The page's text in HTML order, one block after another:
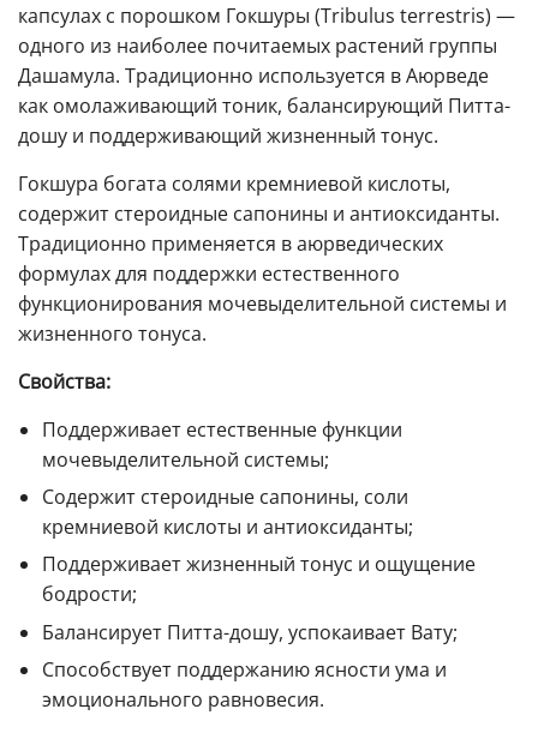
капсулах с порошком Гокшуры (Tribulus terrestris) —
одного из наиболее почитаемых растений группы
Дашамула. Традиционно используется в Аюрведе
как омолаживающий тоник, балансирующий Питта-
дошу и поддерживающий жизненный тонус.
Гокшура богата солями кремниевой кислоты,
содержит стероидные сапонины и антиоксиданты.
Традиционно применяется в аюрведических
формулах для поддержки естественного
функционирования мочевыделительной системы и
жизненного тонуса.
Свойства:
Поддерживает естественные функции
мочевыделительной системы;
Содержит стероидные сапонины, соли
кремниевой кислоты и антиоксиданты;
Поддерживает жизненный тонус и ощущение
бодрости;
Балансирует Питта-дошу, успокаивает Вату;
Способствует поддержанию ясности ума и
эмоционального равновесия.